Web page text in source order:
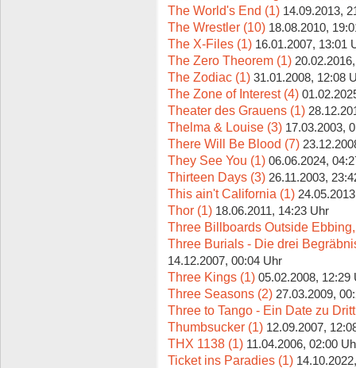
The World's End (1) 14.09.2013,
The Wrestler (10) 18.08.2010,
The X-Files (1) 16.01.2007, 13:01
The Zero Theorem (1)
The Zodiac (1) 31.01.2008, 12:08
The Zone of Interest (4)
Theater des Grauens (1)
Thelma & Louise (3) 17.03.2003,
There Will Be Blood (7)
They See You (1) 06.06.2024,
Thirteen Days (3) 26.11.2003,
This ain't California (1)
Thor (1) 18.06.2011, 14:23 Uhr
Three Billboards Outside
Three Burials - Die drei
14.12.2007, 00:04 Uhr
Three Kings (1) 05.02.2008, 12:29
Three Seasons (2) 27.03.2009,
Three to Tango - Ein Date zu
Thumbsucker (1) 12.09.2007,
THX 1138 (1) 11.04.2006, 02:00
Ticket ins Paradies (1)